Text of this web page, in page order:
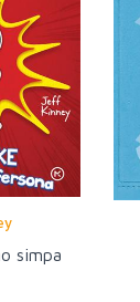
simpa